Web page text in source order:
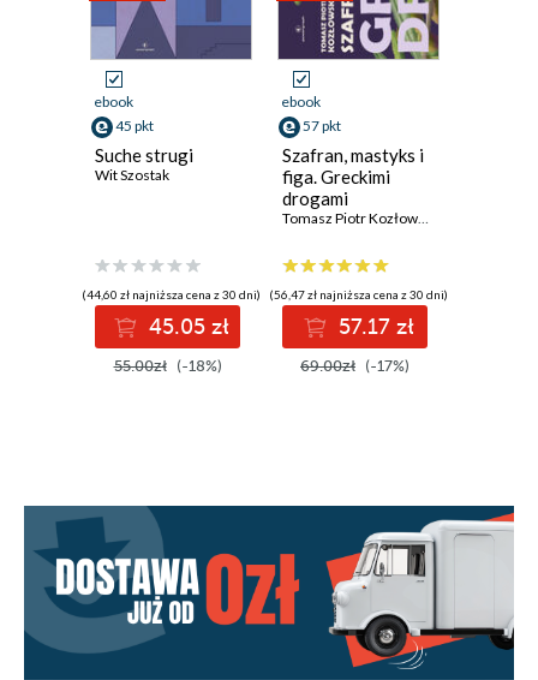
ebook
45 pkt
Suche strugi
Wit Szostak
(44,60 zł najniższa cena z 30 dni)
45.05 zł
55.00zł (-18%)
ebook
57 pkt
Szafran, mastyks i
figa. Greckimi
drogami
Tomasz Piotr Kozłowski
(56,47 zł najniższa cena z 30 dni)
57.17 zł
69.00zł (-17%)